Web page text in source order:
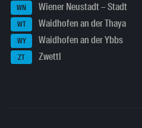
WN Wiener Neustadt – Stadt
WT Waidhofen an der Thaya
WY Waidhofen an der Ybbs
ZT Zwettl